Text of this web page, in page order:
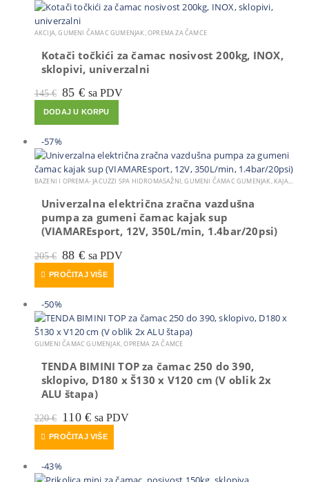
AKCIJA,GUMENI ČAMAC GUMENJAK,OPREMA ZA ČAMCE
Kotači točkići za čamac nosivost 200kg, INOX,
sklopivi, univerzalni
145€ Izvorna
cijena
bila
je:
85 €Trenutna
cijena
je:
85 €.
sa PDV
DODAJ U KORPU
-57%
BAZENI I OPREMA- JACUZZI SPA HIDROMASAŽNI,GUMENI ČAMAC GUMENJAK, KAJAK, KANU
Univerzalna električna zračna vazdušna
pumpa za gumeni čamac kajak sup
(VIAMAREsport, 12V, 350L/min, 1.4bar/20psi)
205€ Izvorna
cijena
bila
je:
88 €Trenutna
cijena
je:
88 €.
sa PDV
PROČITAJ VIŠE
-50%
GUMENI ČAMAC GUMENJAK ,OPREMA ZA ČAMCE
TENDA BIMINI TOP za čamac 250 do 390,
sklopivo, D180 x Š130 x V120 cm (V oblik 2x
ALU štapa)
220€ Izvorna
cijena
bila
je:
110 €Trenutna
cijena
je:
110 €.
sa PDV
PROČITAJ VIŠE
-43%